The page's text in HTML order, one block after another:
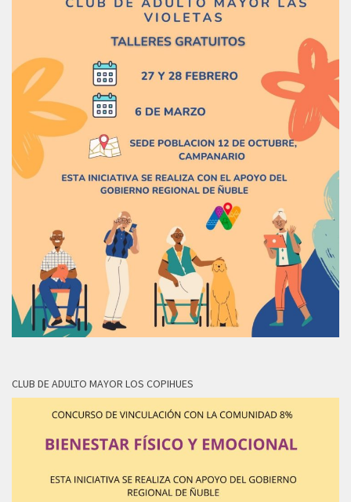
CLUB DE ADULTO MAYOR LOS COPIHUES